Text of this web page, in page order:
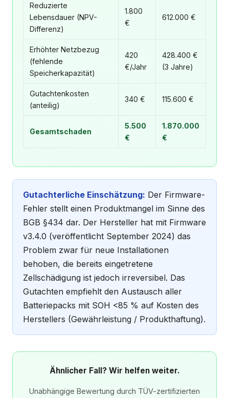
Reduzierte
Lebensdauer (NPV-
Differenz)
1.800
€
612.000 €
Erhöhter Netzbezug
(fehlende
Speicherkapazität)
420
€/Jahr
428.400 €
(3 Jahre)
Gutachtenkosten
(anteilig)
340 € 115.600 €
Gesamtschaden
5.500
€
1.870.000
€
Gutachterliche Einschätzung: Der Firmware-
Fehler stellt einen Produktmangel im Sinne des
BGB §434 dar. Der Hersteller hat mit Firmware
v3.4.0 (veröffentlicht September 2024) das
Problem zwar für neue Installationen
behoben, die bereits eingetretene
Zellschädigung ist jedoch irreversibel. Das
Gutachten empfiehlt den Austausch aller
Batteriepacks mit SOH <85 % auf Kosten des
Herstellers (Gewährleistung / Produkthaftung).
Ähnlicher Fall? Wir helfen weiter.
Unabhängige Bewertung durch TÜV-zertifizierten